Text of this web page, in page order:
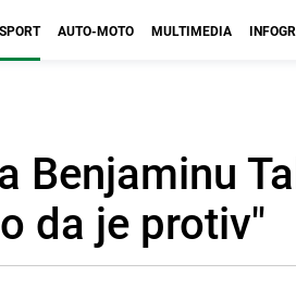
SPORT AUTO-MOTO MULTIMEDIA
Benjaminu
da je protiv"